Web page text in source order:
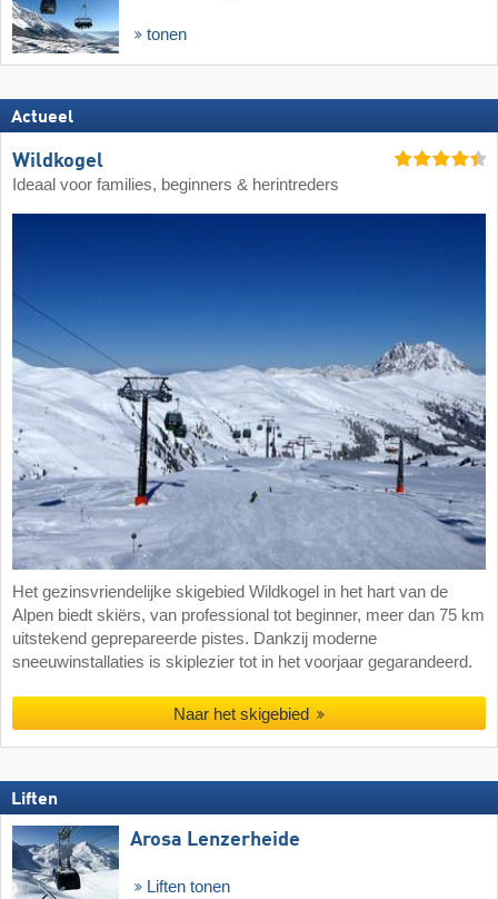
tonen
Actueel
Wildkogel
Ideaal voor families, beginners & herintreders
Het gezinsvriendelijke skigebied Wildkogel in het hart van de
Alpen biedt skiërs, van professional tot beginner, meer dan 75 km
uitstekend geprepareerde pistes. Dankzij moderne
sneeuwinstallaties is skiplezier tot in het voorjaar gegarandeerd.
Naar het skigebied
Liften
Arosa Lenzerheide
Liften tonen